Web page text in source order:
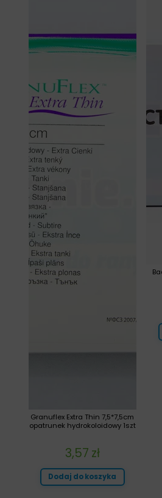
Granuflex Extra Thin 7,5*7,5cm
opatrunek hydrokoloidowy 1szt
3,57 zł
Dodaj do koszyka